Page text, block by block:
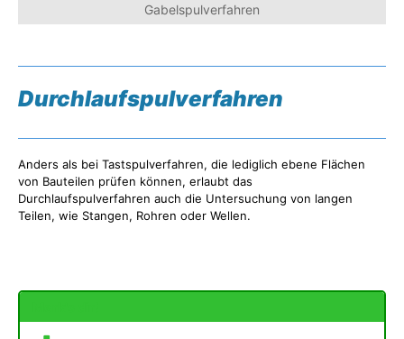
Gabelspulverfahren
Durchlaufspulverfahren
Anders als bei Tastspulverfahren, die lediglich ebene Flächen
von Bauteilen prüfen können, erlaubt das
Durchlaufspulverfahren auch die Untersuchung von langen
Teilen, wie Stangen, Rohren oder Wellen.